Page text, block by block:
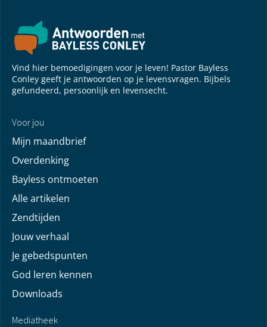
Vind hier bemoedigingen voor je leven! Pastor Bayless
Conley geeft je antwoorden op je levensvragen. Bijbels
gefundeerd, persoonlijk en levensecht.
Voor jou
Mijn maandbrief
Overdenking
Bayless ontmoeten
Alle artikelen
Zendtijden
Jouw verhaal
Je gebedspunten
God leren kennen
Downloads
Mediatheek